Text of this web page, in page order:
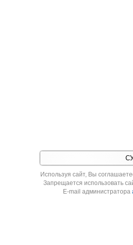
Используя cайт, Вы
Запрещается использовать
E-mail администратора